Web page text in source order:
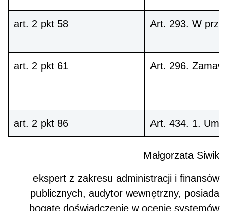
art. 2 pkt 58 Art. 293. W
art. 2 pkt 61 Art. 296.
art. 2 pkt 86 Art. 434. 1.
Małgorzata Siwik
ekspert z zakresu administracji i finansów
publicznych, audytor wewnętrzny, posiada
bogate doświadczenie w ocenie systemów